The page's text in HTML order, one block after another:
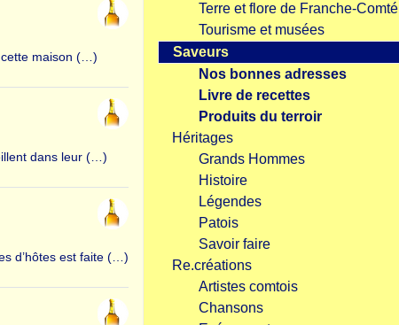
cette maison (…)
dans leur (…)
d’hôtes est faite (…)
Terre et flore de Franche-Comté
Tourisme et musées
Saveurs
Nos bonnes adresses
Livre de recettes
Produits du terroir
Héritages
Grands Hommes
Histoire
Légendes
Patois
Savoir faire
Re.créations
Artistes comtois
Chansons